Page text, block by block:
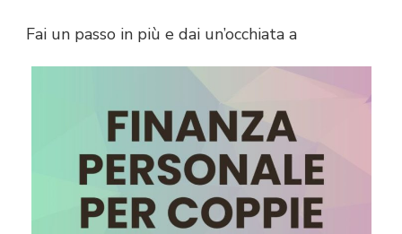
Fai un passo in più e dai un’occhiata a